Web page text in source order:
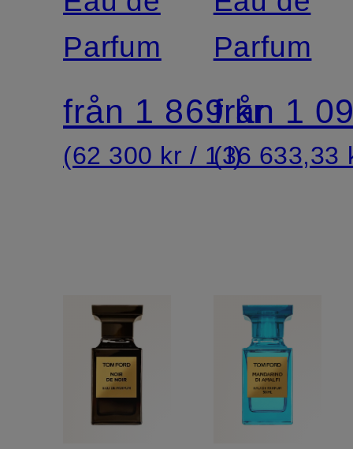
Parfum
från 1 869 kr
(62 300 kr / 1 l)
Parfum
från 1
(36 633,33